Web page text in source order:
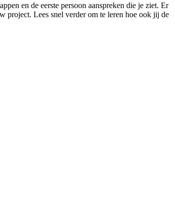
en de eerste persoon aanspreken die je ziet. Er
project. Lees snel verder om te leren hoe ook jij de